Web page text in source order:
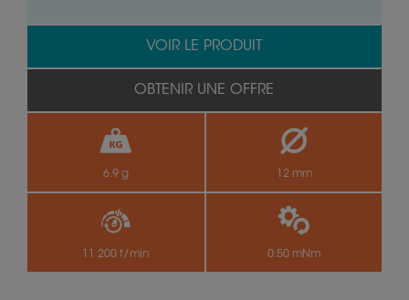
6.9 g 12 mm
11 200 t/min 0.50 mNm
VOIR LE PRODUIT
OBTENIR UNE OFFRE